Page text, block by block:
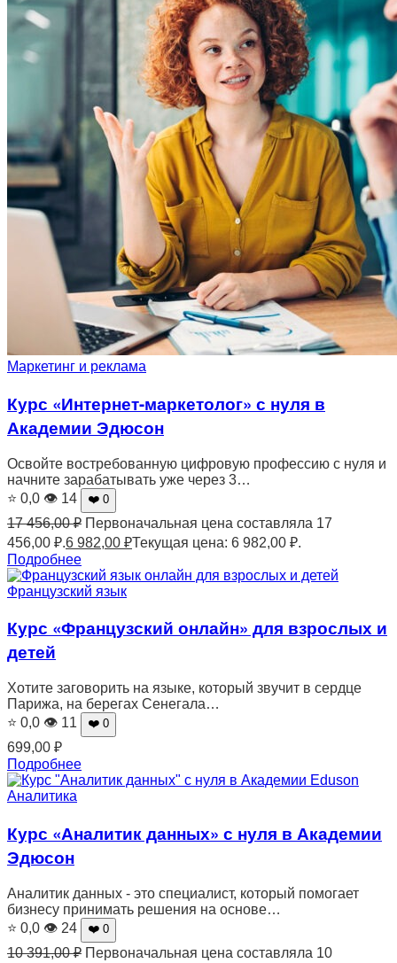
Маркетинг и реклама
Курс «Интернет-маркетолог» с нуля в
Академии Эдюсон
Освойте востребованную цифровую профессию с нуля и
начните зарабатывать уже через 3…
⭐ 0,0 👁 14 ❤️ 0
17 456,00₽ Первоначальная цена составляла 17
456,00 ₽.6 982,00 ₽Текущая цена: 6 982,00 ₽.
Подробнее
Французский язык
Курс «Французский онлайн» для взрослых и
детей
Хотите заговорить на языке, который звучит в сердце
Парижа, на берегах Сенегала…
⭐ 0,0 👁 11 ❤️ 0
699,00 ₽
Подробнее
Аналитика
Курс «Аналитик данных» с нуля в Академии
Эдюсон
Аналитик данных - это специалист, который помогает
бизнесу принимать решения на основе…
⭐ 0,0 👁 24 ❤️ 0
10 391,00₽ Первоначальная цена составляла 10